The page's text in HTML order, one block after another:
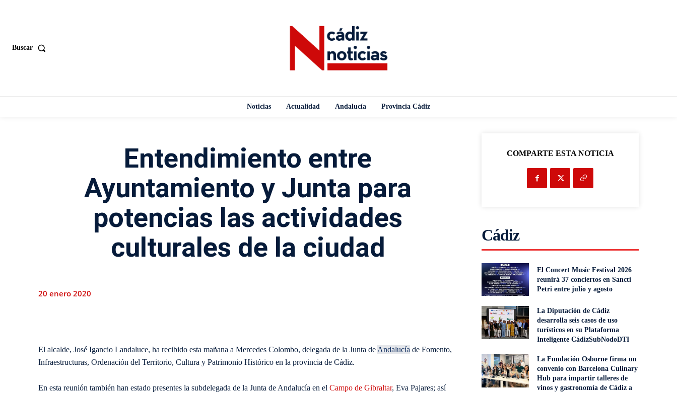
Buscar
Noticias Actualidad Andalucía Provincia Cádiz
Entendimiento entre
Ayuntamiento y Junta para
potencias las actividades
culturales de la ciudad
20 enero 2020
El alcalde, José Igancio Landaluce, ha recibido esta mañana a Mercedes Colombo, delegada de la Junta de Andalucía de Fomento,
Infraestructuras, Ordenación del Territorio, Cultura y Patrimonio Histórico en la provincia de Cádiz.
En esta reunión también han estado presentes la subdelegada de la Junta de Andalucía en el Campo de Gibraltar, Eva Pajares; así
COMPARTE ESTA NOTICIA
Cádiz
El Concert Music Festival 2026
reunirá 37 conciertos en Sancti
Petri entre julio y agosto
La Diputación de Cádiz
desarrolla seis casos de uso
turísticos en su Plataforma
Inteligente CádizSubNodoDTI
La Fundación Osborne firma un
convenio con Barcelona Culinary
Hub para impartir talleres de
vinos y gastronomía de Cádiz a